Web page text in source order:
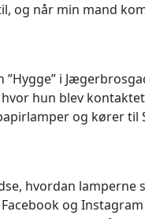
og når min mand
i
hun blev
og kører til
hvordan
og